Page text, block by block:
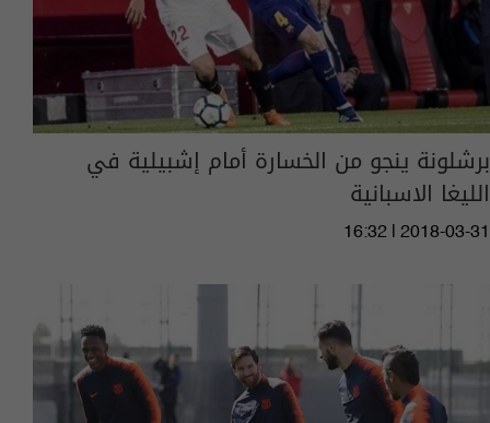
برشلونة ينجو من الخسارة أمام إشبيلية في
الليغا الاسبانية
16:32 | 2018-03-31